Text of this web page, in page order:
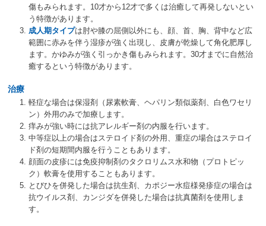
傷もみられます。10才から12才で多くは治癒して再発しないとい
う特徴があります。
成人期タイプは肘や膝の屈側以外にも、顔、首、胸、背中など広
範囲に赤みを伴う湿疹が強く出現し、皮膚が乾燥して角化肥厚し
ます。かゆみが強く引っかき傷もみられます。30才までに自然治
癒するという特徴があります。
治療
軽症な場合は保湿剤（尿素軟膏、ヘパリン類似薬剤、白色ワセリ
ン）外用のみで加療します。
痒みが強い時には抗アレルギー剤の内服を行います。
中等症以上の場合はステロイド剤の外用、重症の場合はステロイ
ド剤の短期間内服を行うこともあります。
顔面の皮疹には免疫抑制剤のタクロリムス水和物（プロトピッ
ク）軟膏を使用することもあります。
とびひを併発した場合は抗生剤、カポジー水痘様発疹症の場合は
抗ウイルス剤、カンジダを併発した場合は抗真菌剤を使用しま
す。